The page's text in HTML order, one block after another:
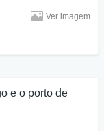
Ver imagem
e o porto de